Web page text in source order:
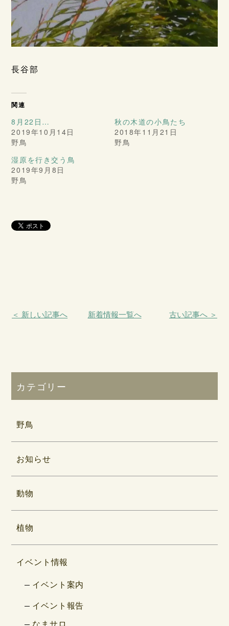
長谷部
関連
8月22日…
2019年10月14日
野鳥
秋の木道の小鳥たち
2018年11月21日
野鳥
湿原を行き交う鳥
2019年9月8日
野鳥
＜ 新しい記事へ 新着情報一覧へ 古い記事へ ＞
カテゴリー
野鳥
お知らせ
動物
植物
イベント情報
イベント案内
イベント報告